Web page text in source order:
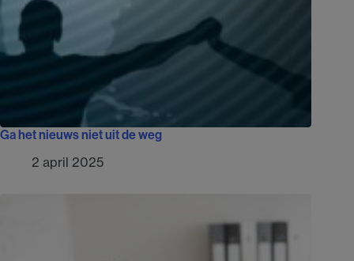
Ga het nieuws niet uit de weg
2 april 2025